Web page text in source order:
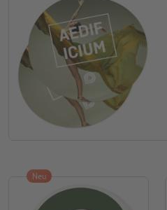
Neu